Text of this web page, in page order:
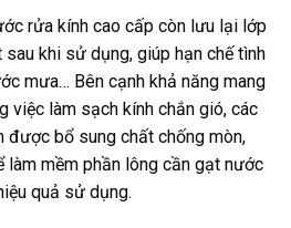
rửa kính cao cấp còn lưu lại lớp
sau khi sử dụng, giúp hạn chế tình
mưa… Bên cạnh khả năng mang
việc làm sạch kính chắn gió, các
được bổ sung chất chống mòn,
mềm phần lông cần gạt nước
quả sử dụng.